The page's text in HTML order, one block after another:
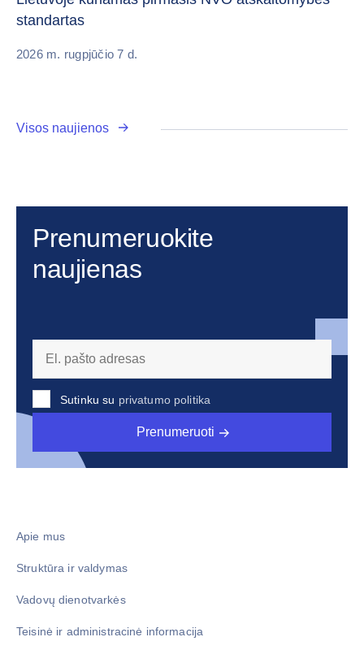
standartas
2026 m. rugpjūčio 7 d.
Visos naujienos
Prenumeruokite
naujienas
Sutinku su privatumo politika
Prenumeruoti
Apie mus
Struktūra ir valdymas
Vadovų dienotvarkės
Teisinė ir administracinė informacija